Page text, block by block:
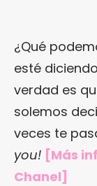
¿Qué
esté
verdad es
solemos
veces te
you! [Más
Chanel]